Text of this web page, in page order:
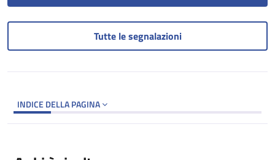
Tutte le segnalazioni
INDICE DELLA PAGINA